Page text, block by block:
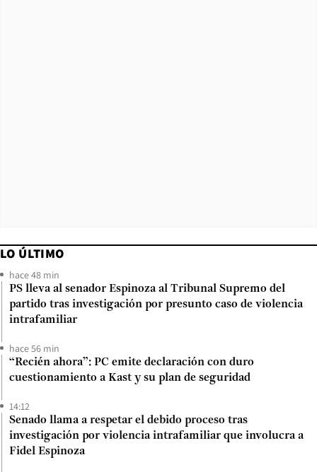
LO ÚLTIMO
hace 48 min
PS lleva al senador Espinoza al Tribunal Supremo del
partido tras investigación por presunto caso de violencia
intrafamiliar
hace 56 min
“Recién ahora”: PC emite declaración con duro
cuestionamiento a Kast y su plan de seguridad
14:12
Senado llama a respetar el debido proceso tras
investigación por violencia intrafamiliar que involucra a
Fidel Espinoza